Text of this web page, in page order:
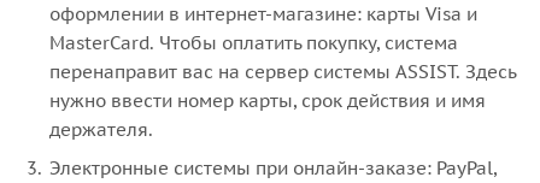
оформлении в интернет-магазине: карты Visa и
MasterCard. Чтобы оплатить покупку, система
перенаправит вас на сервер системы ASSIST. Здесь
нужно ввести номер карты, срок действия и имя
держателя.
Электронные системы при онлайн-заказе: PayPal,